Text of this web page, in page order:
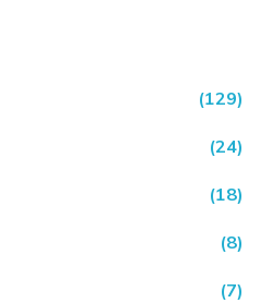
(129)
(24)
(18)
(8)
(7)